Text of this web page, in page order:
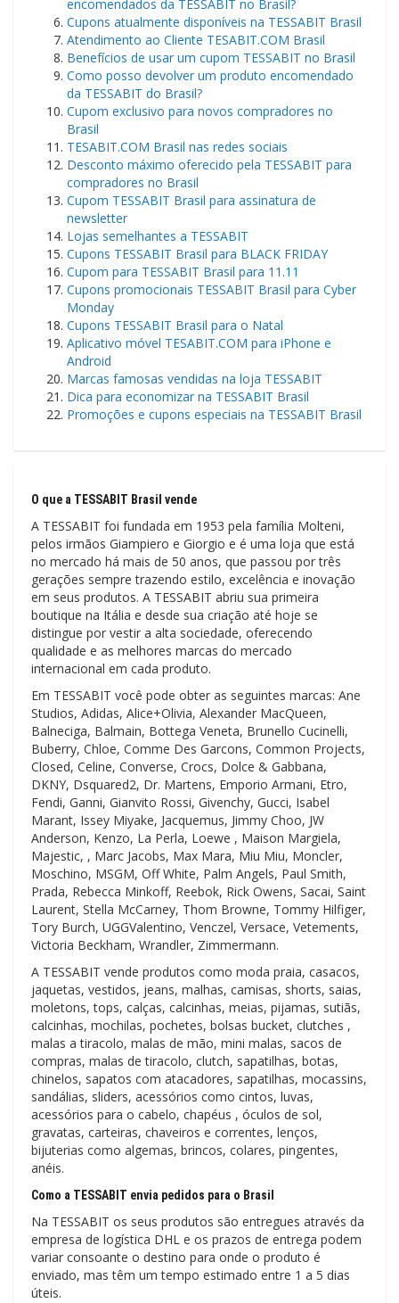
encomendados da TESSABIT no Brasil?
Cupons atualmente disponíveis na TESSABIT Brasil
Atendimento ao Cliente TESABIT.COM Brasil
Benefícios de usar um cupom TESSABIT no Brasil
Como posso devolver um produto encomendado
da TESSABIT do Brasil?
Cupom exclusivo para novos compradores no
Brasil
TESABIT.COM Brasil nas redes sociais
Desconto máximo oferecido pela TESSABIT para
compradores no Brasil
Cupom TESSABIT Brasil para assinatura de
newsletter
Lojas semelhantes a TESSABIT
Cupons TESSABIT Brasil para BLACK FRIDAY
Cupom para TESSABIT Brasil para 11.11
Cupons promocionais TESSABIT Brasil para Cyber ​​
Monday
Cupons TESSABIT Brasil para o Natal
Aplicativo móvel TESABIT.COM para iPhone e
Android
Marcas famosas vendidas na loja TESSABIT
Dica para economizar na TESSABIT Brasil
Promoções e cupons especiais na TESSABIT Brasil
O que a TESSABIT Brasil vende
A TESSABIT foi fundada em 1953 pela família Molteni,
pelos irmãos Giampiero e Giorgio e é uma loja que está
no mercado há mais de 50 anos, que passou por três
gerações sempre trazendo estilo, excelência e inovação
em seus produtos. A TESSABIT abriu sua primeira
boutique na Itália e desde sua criação até hoje se
distingue por vestir a alta sociedade, oferecendo
qualidade e as melhores marcas do mercado
internacional em cada produto.
Em TESSABIT você pode obter as seguintes marcas: Ane
Studios, Adidas, Alice+Olivia, Alexander MacQueen,
Balneciga, Balmain, Bottega Veneta, Brunello Cucinelli,
Buberry, Chloe, Comme Des Garcons, Common Projects,
Closed, Celine, Converse, Crocs, Dolce & Gabbana,
DKNY, Dsquared2, Dr. Martens, Emporio Armani, Etro,
Fendi, Ganni, Gianvito Rossi, Givenchy, Gucci, Isabel
Marant, Issey Miyake, Jacquemus, Jimmy Choo, JW
Anderson, Kenzo, La Perla, Loewe , Maison Margiela,
Majestic, , Marc Jacobs, Max Mara, Miu Miu, Moncler,
Moschino, MSGM, Off White, Palm Angels, Paul Smith,
Prada, Rebecca Minkoff, Reebok, Rick Owens, Sacai, Saint
Laurent, Stella McCarney, Thom Browne, Tommy Hilfiger,
Tory Burch, UGGValentino, Venczel, Versace, Vetements,
Victoria Beckham, Wrandler, Zimmermann.
A TESSABIT vende produtos como moda praia, casacos,
jaquetas, vestidos, jeans, malhas, camisas, shorts, saias,
moletons, tops, calças, calcinhas, meias, pijamas, sutiãs,
calcinhas, mochilas, pochetes, bolsas bucket, clutches ,
malas a tiracolo, malas de mão, mini malas, sacos de
compras, malas de tiracolo, clutch, sapatilhas, botas,
chinelos, sapatos com atacadores, sapatilhas, mocassins,
sandálias, sliders, acessórios como cintos, luvas,
acessórios para o cabelo, chapéus , óculos de sol,
gravatas, carteiras, chaveiros e correntes, lenços,
bijuterias como algemas, brincos, colares, pingentes,
anéis.
Como a TESSABIT envia pedidos para o Brasil
Na TESSABIT os seus produtos são entregues através da
empresa de logística DHL e os prazos de entrega podem
variar consoante o destino para onde o produto é
enviado, mas têm um tempo estimado entre 1 a 5 dias
úteis.